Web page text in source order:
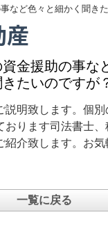
など色々と細かく聞き
産
金援助の事な
きたいのですが
説明致します。個
おります司法書士
紹介致します。お
一覧に戻る